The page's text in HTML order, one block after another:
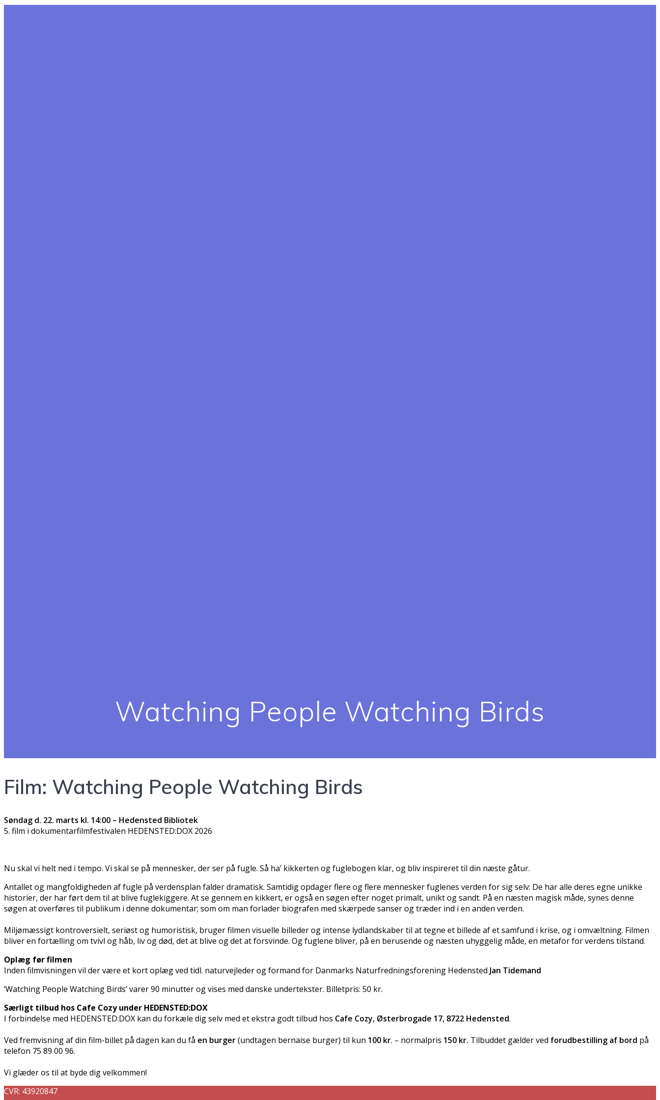
Watching People Watching Birds
Film: Watching People Watching Birds
Søndag d. 22. marts kl. 14:00 – Hedensted Bibliotek
5. film i dokumentarfilmfestivalen HEDENSTED:DOX 2026
Nu skal vi helt ned i tempo. Vi skal se på mennesker, der ser på fugle. Så ha’ kikkerten og fuglebogen klar, og bliv inspireret til din næste gåtur.
Antallet og mangfoldigheden af fugle på verdensplan falder dramatisk. Samtidig opdager flere og flere mennesker fuglenes verden for sig selv: De har alle deres egne unikke
historier, der har ført dem til at blive fuglekiggere. At se gennem en kikkert, er også en søgen efter noget primalt, unikt og sandt. På en næsten magisk måde, synes denne
søgen at overføres til publikum i denne dokumentar; som om man forlader biografen med skærpede sanser og træder ind i en anden verden.
Miljømæssigt kontroversielt, seriøst og humoristisk, bruger filmen visuelle billeder og intense lydlandskaber til at tegne et billede af et samfund i krise, og i omvæltning. Filmen
bliver en fortælling om tvivl og håb, liv og død, det at blive og det at forsvinde. Og fuglene bliver, på en berusende og næsten uhyggelig måde, en metafor for verdens tilstand.
Oplæg før filmen
Inden filmvisningen vil der være et kort oplæg ved tidl. naturvejleder og formand for Danmarks Naturfredningsforening Hedensted Jan Tidemand
‘Watching People Watching Birds’ varer 90 minutter og vises med danske undertekster. Billetpris: 50 kr.
Særligt tilbud hos Cafe Cozy under HEDENSTED:DOX
I forbindelse med HEDENSTED:DOX kan du forkæle dig selv med et ekstra godt tilbud hos Cafe Cozy, Østerbrogade 17, 8722 Hedensted.
Ved fremvisning af din film-billet på dagen kan du få en burger(undtagen bernaise burger) til kun 100 kr. – normalpris 150 kr. Tilbuddet gælder ved forudbestilling af bord på
telefon 75 89 00 96.
Vi glæder os til at byde dig velkommen!
CVR: 43920847